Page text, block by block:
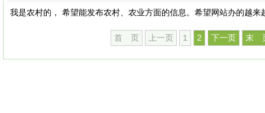
我是农村的， 希望能发布农村、农业方面的信息。希望网站办的越来
首 页 上一页 1 2 下一页 末